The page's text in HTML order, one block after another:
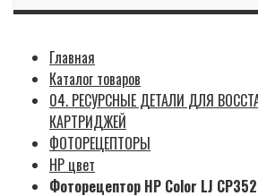
Главная
Каталог товаров
04. РЕСУРСНЫЕ ДЕТАЛИ ДЛЯ
КАРТРИДЖЕЙ
ФОТОРЕЦЕПТОРЫ
HP цвет
Фоторецептор HP Color LJ